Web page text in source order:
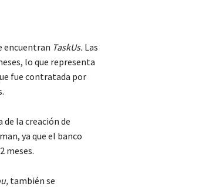
encuentran TaskUs. Las
lo que representa
fue contratada por
de la creación de
ya que el banco
meses.
también se